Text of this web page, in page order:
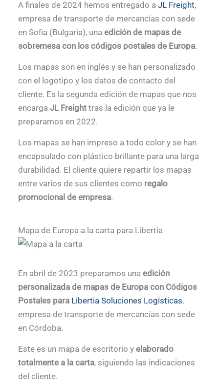
A finales de 2024 hemos entregado a JL Freight,
empresa de transporte de mercancías con sede
en Sofia (Bulgaria), una edición de mapas de
sobremesa con los códigos postales de Europa.
Los mapas son en inglés y se han personalizado
con el logotipo y los datos de contacto del
cliente. Es la segunda edición de mapas que nos
encarga JL Freight tras la edición que ya le
preparamos en 2022.
Los mapas se han impreso a todo color y se han
encapsulado con plástico brillante para una larga
durabilidad. El cliente quiere repartir los mapas
entre varios de sus clientes como regalo
promocional de empresa.
Mapa de Europa a la carta para Libertia
En abril de 2023 preparamos una edición
personalizada de mapas de Europa con Códigos
Postales para Libertia Soluciones Logísticas,
empresa de transporte de mercancías con sede
en Córdoba.
Este es un mapa de escritorio y elaborado
totalmente a la carta, siguiendo las indicaciones
del cliente.